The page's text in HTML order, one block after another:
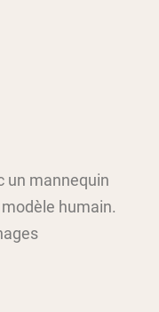
un mannequin
humain.